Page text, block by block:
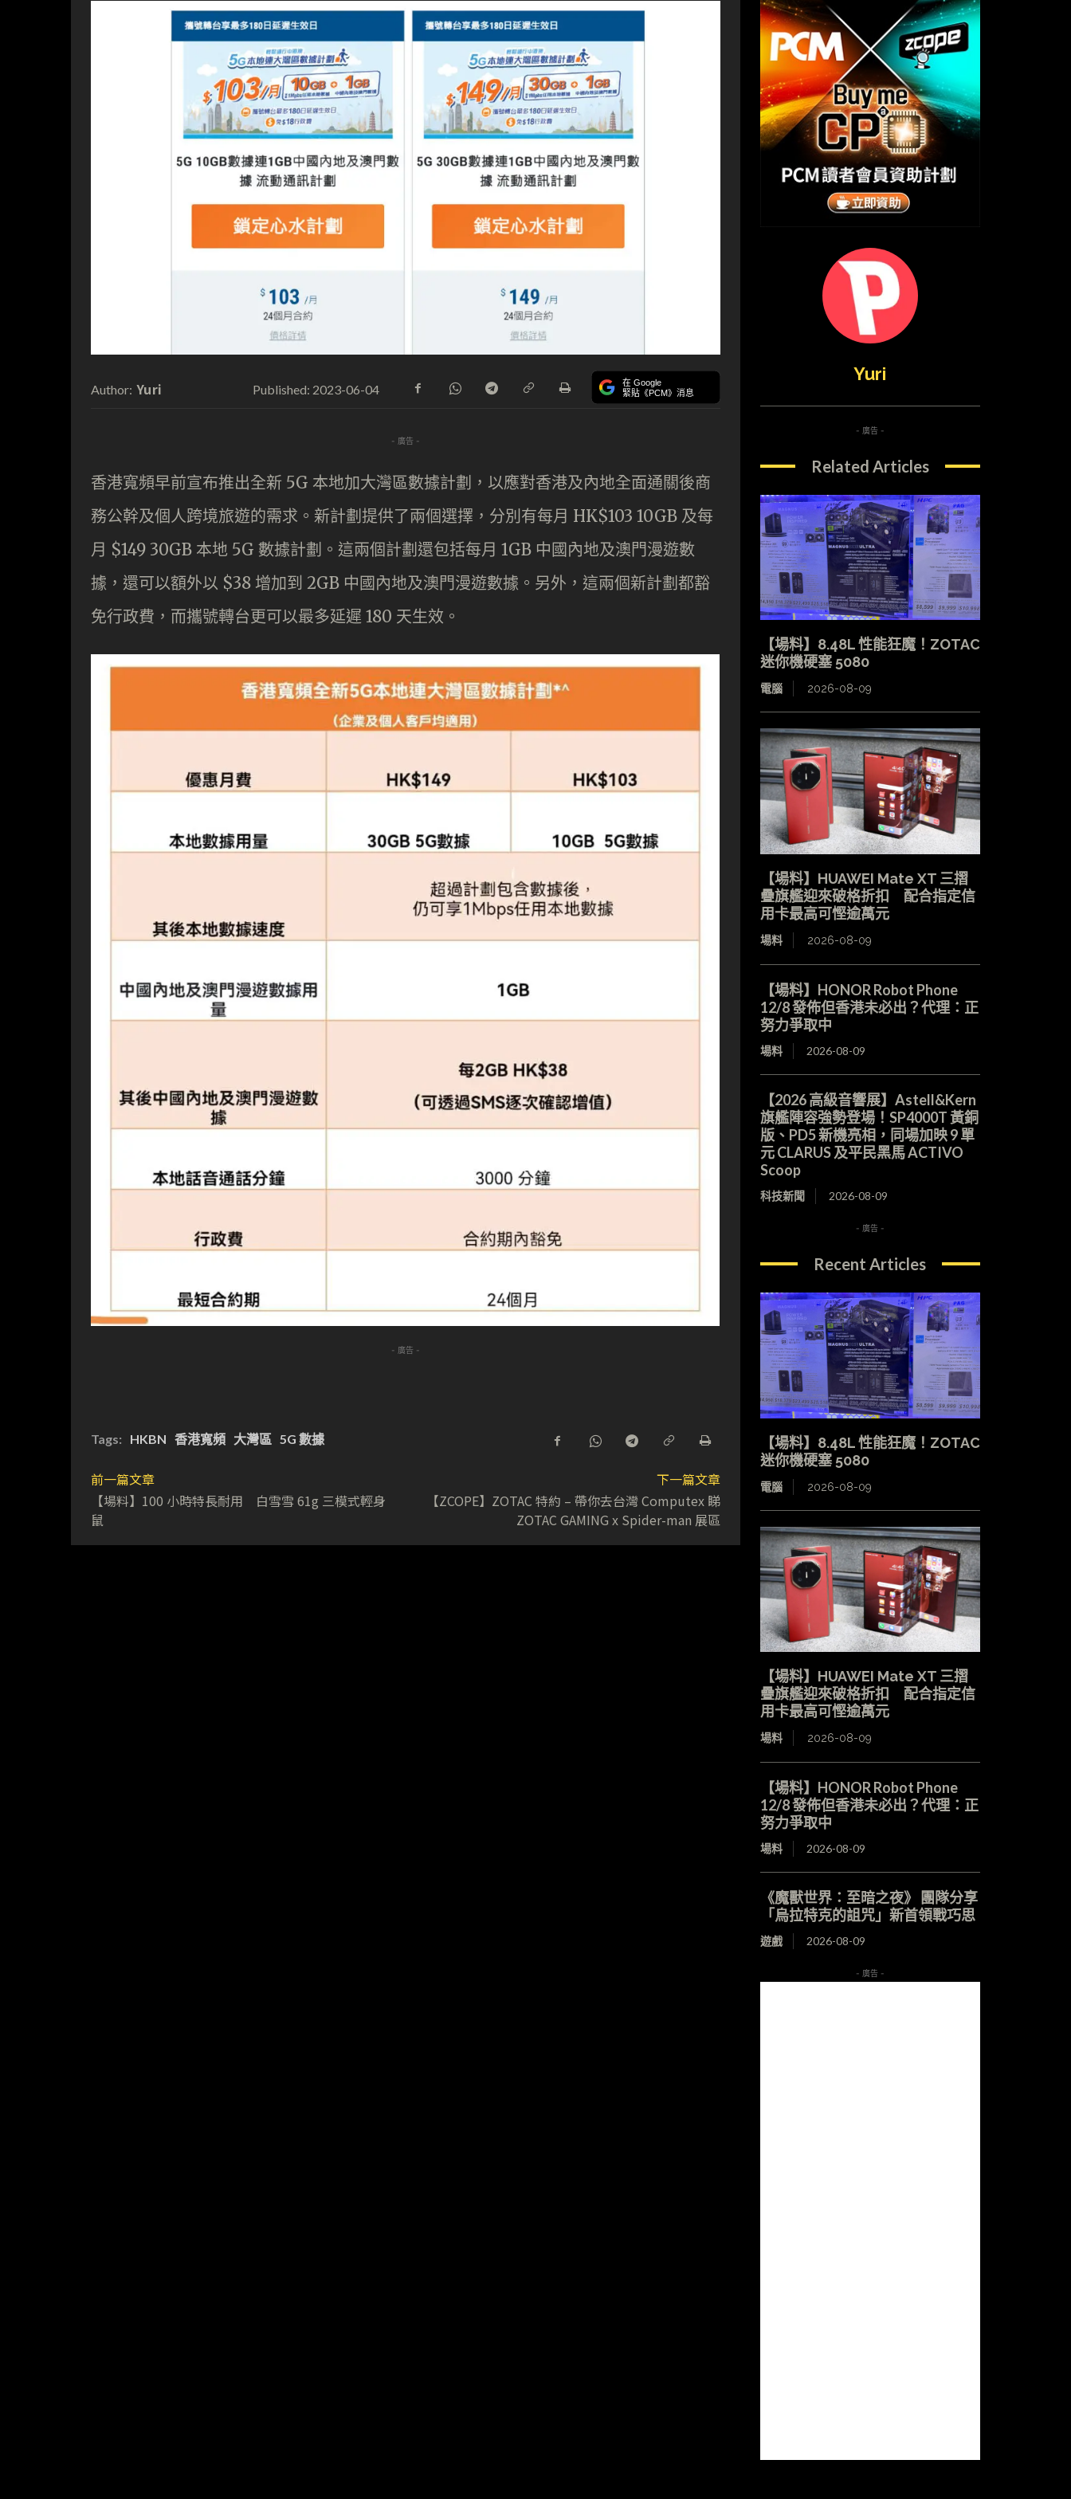
Author: Yuri Published: 2023-06-04 在 Google
緊貼《PCM》消息
- 廣告 -
香港寬頻早前宣布推出全新 5G 本地加大灣區數據計劃，以應對香港及內地全面通關後商
務公幹及個人跨境旅遊的需求。新計劃提供了兩個選擇，分別有每月 HK$103 10GB 及每
月 $149 30GB 本地 5G 數據計劃。這兩個計劃還包括每月 1GB 中國內地及澳門漫遊數
據，還可以額外以 $38 增加到 2GB 中國內地及澳門漫遊數據。另外，這兩個新計劃都豁
免行政費，而攜號轉台更可以最多延遲 180 天生效。
- 廣告 -
Tags: HKBN 香港寬頻 大灣區 5G 數據
前一篇文章
【場料】100 小時特長耐用 白雪雪 61g 三模式輕身
鼠
下一篇文章
【ZCOPE】ZOTAC 特約 – 帶你去台灣 Computex 睇
ZOTAC GAMING x Spider-man 展區
Yuri
- 廣告 -
Related Articles
【場料】8.48L 性能狂魔！ZOTAC
迷你機硬塞 5080
電腦 2026-08-09
【場料】HUAWEI Mate XT 三摺
疊旗艦迎來破格折扣 配合指定信
用卡最高可慳逾萬元
場料 2026-08-09
【場料】HONOR Robot Phone
12/8 發佈但香港未必出？代理：正
努力爭取中
場料 2026-08-09
【2026 高級音響展】Astell&Kern
旗艦陣容強勢登場！SP4000T 黃銅
版、PD5 新機亮相，同場加映 9 單
元 CLARUS 及平民黑馬 ACTIVO
Scoop
科技新聞 2026-08-09
- 廣告 -
Recent Articles
【場料】8.48L 性能狂魔！ZOTAC
迷你機硬塞 5080
電腦 2026-08-09
【場料】HUAWEI Mate XT 三摺
疊旗艦迎來破格折扣 配合指定信
用卡最高可慳逾萬元
場料 2026-08-09
【場料】HONOR Robot Phone
12/8 發佈但香港未必出？代理：正
努力爭取中
場料 2026-08-09
《魔獸世界：至暗之夜》 團隊分享
「烏拉特克的詛咒」新首領戰巧思
遊戲 2026-08-09
- 廣告 -